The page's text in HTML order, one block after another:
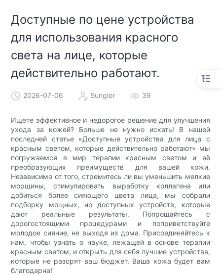
Доступные по цене устройства
для использования красного
света на лице, которые
действительно работают.
2026-07-06 Sunglor 39
Ищете эффективное и недорогое решение для улучшения
ухода за кожей? Больше не нужно искать! В нашей
последней статье «Доступные устройства для лица с
красным светом, которые действительно работают» мы
погружаемся в мир терапии красным светом и её
преобразующих преимуществ для вашей кожи.
Независимо от того, стремитесь ли вы уменьшить мелкие
морщины, стимулировать выработку коллагена или
добиться более сияющего цвета лица, мы собрали
подборку мощных, но доступных устройств, которые
дают реальные результаты. Попрощайтесь с
дорогостоящими процедурами и поприветствуйте
молодое сияние, не выходя из дома. Присоединяйтесь к
нам, чтобы узнать о науке, лежащей в основе терапии
красным светом, и открыть для себя лучшие устройства,
которые не разорят ваш бюджет. Ваша кожа будет вам
благодарна!